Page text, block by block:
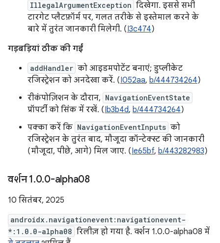
IllegalArgumentException दिखेगा. इससे सभी
टारगेट प्लैटफ़ॉर्म पर, गलत तरीके से इस्तेमाल करने के
बारे में तुरंत जानकारी मिलेगी. (I3c474)
गड़बड़ियां ठीक की गईं
addHandler को आइडमपोटेंट बनाएं; डुप्लीकेट
रजिस्ट्रेशन को अनदेखा करें. (I052aa, b/444734264)
रीकंपोज़िशन के दौरान, NavigationEventState
प्रॉपर्टी को सिंक में रखें. (Ib3b4d, b/444734264)
पक्का करें कि NavigationEventInputs को
रजिस्ट्रेशन के तुरंत बाद, मौजूदा कॉन्टेक्स्ट की जानकारी
(मौजूदा, पीछे, आगे) मिल जाए. (Ie65bf, b/443282983)
वर्शन 1.0.0-alpha08
10 सितंबर, 2025
androidx.navigationevent:navigationevent-
*:1.0.0-alpha08 रिलीज़ हो गया है. वर्शन 1.0.0-alpha08 में